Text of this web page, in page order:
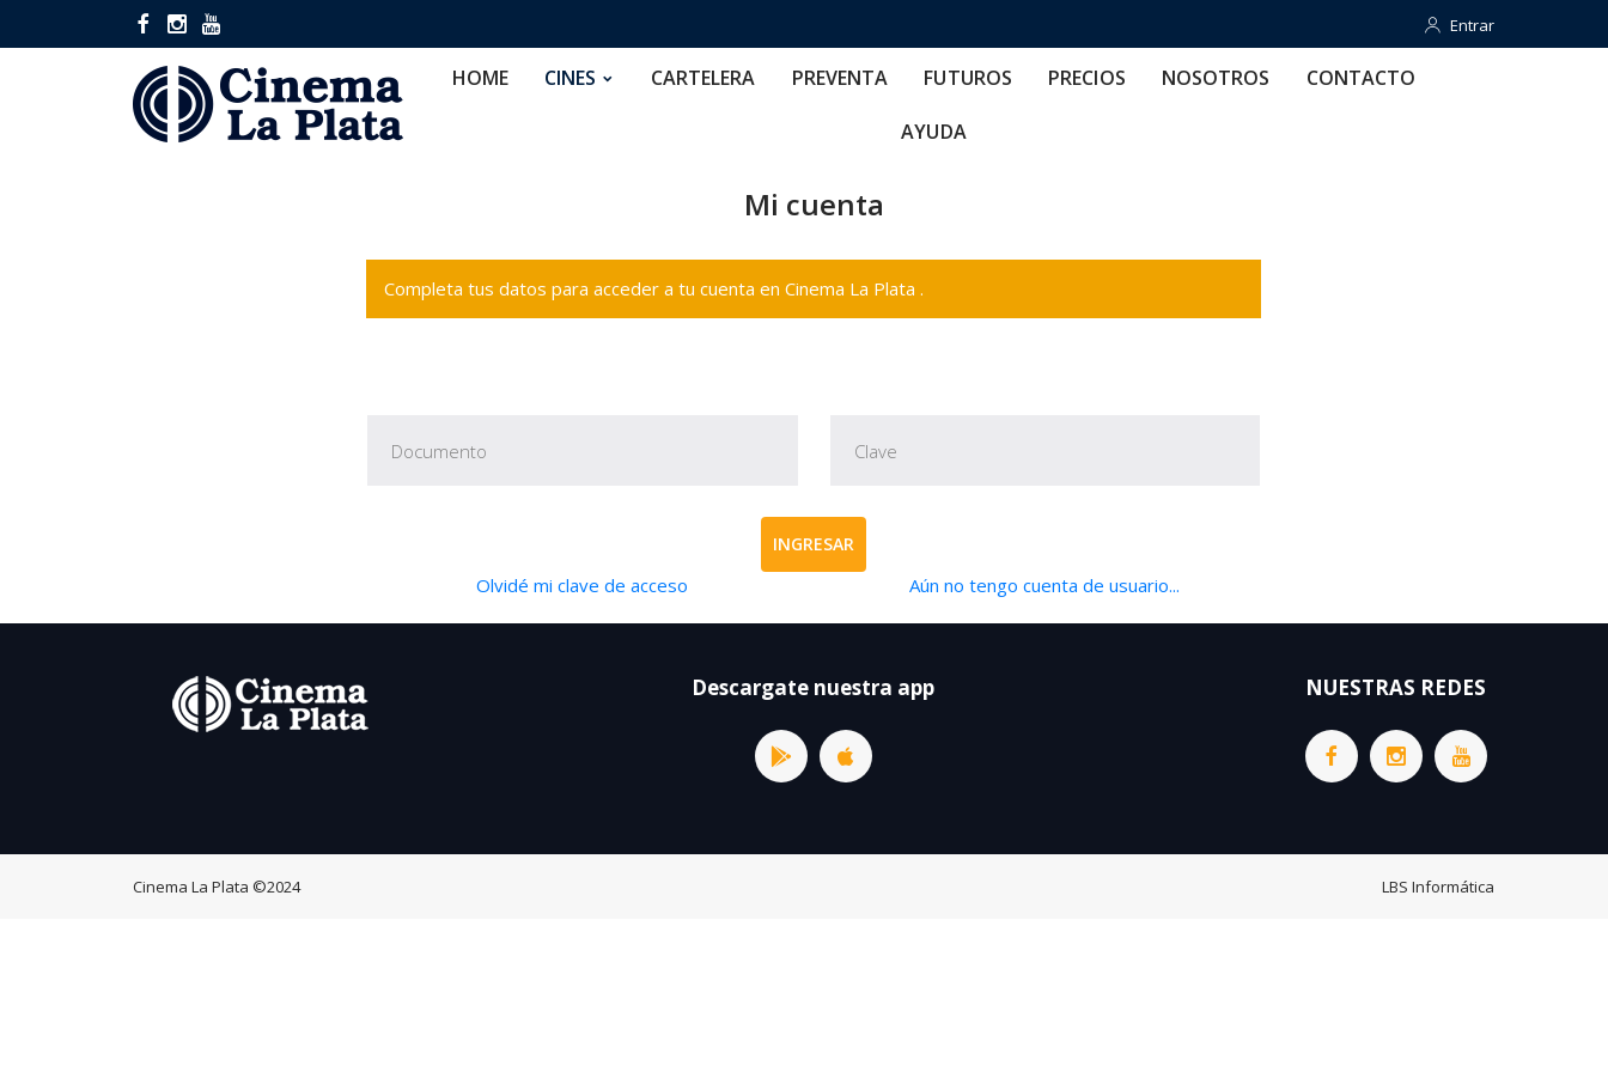
Entrar
Entrar
HOME CINES CARTELERA PREVENTA FUTUROS PRECIOS NOSOTROS CONTACTO
AYUDA
Mi cuenta
Completa tus datos para acceder a tu cuenta en Cinema La Plata .
INGRESAR
Olvidé mi clave de acceso Aún no tengo cuenta de usuario...
Descargate nuestra app NUESTRAS REDES
Cinema La Plata ©2024 LBS Informática